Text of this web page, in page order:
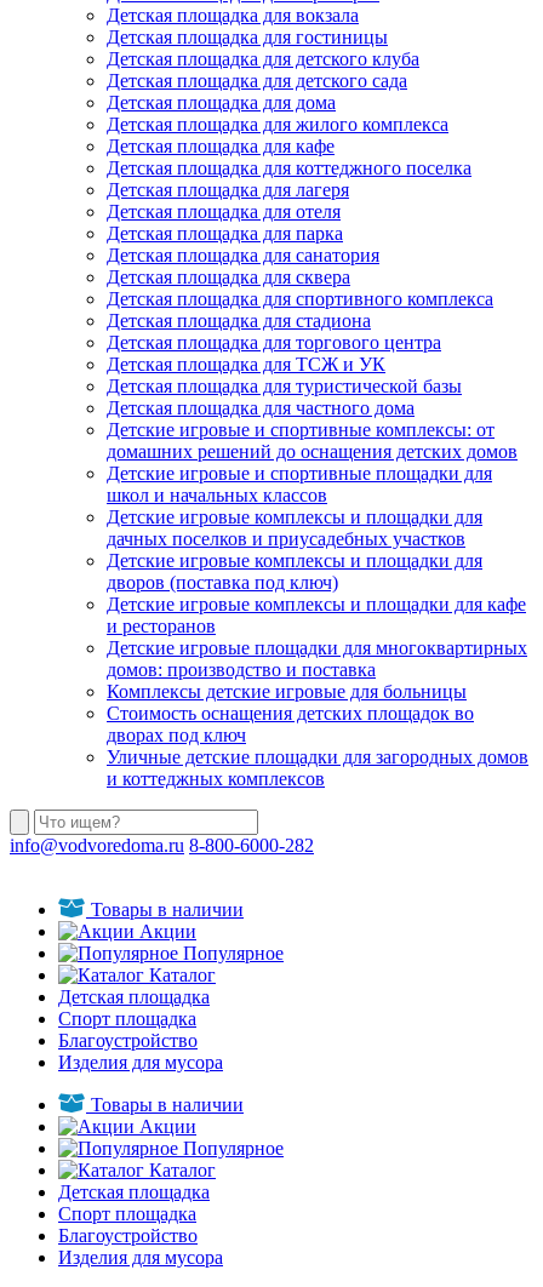
Детская площадка для вокзала
Детская площадка для гостиницы
Детская площадка для детского клуба
Детская площадка для детского сада
Детская площадка для дома
Детская площадка для жилого комплекса
Детская площадка для кафе
Детская площадка для коттеджного поселка
Детская площадка для лагеря
Детская площадка для отеля
Детская площадка для парка
Детская площадка для санатория
Детская площадка для сквера
Детская площадка для спортивного комплекса
Детская площадка для стадиона
Детская площадка для торгового центра
Детская площадка для ТСЖ и УК
Детская площадка для туристической базы
Детская площадка для частного дома
Детские игровые и спортивные комплексы: от
домашних решений до оснащения детских домов
Детские игровые и спортивные площадки для
школ и начальных классов
Детские игровые комплексы и площадки для
дачных поселков и приусадебных участков
Детские игровые комплексы и площадки для
дворов (поставка под ключ)
Детские игровые комплексы и площадки для кафе
и ресторанов
Детские игровые площадки для многоквартирных
домов: производство и поставка
Комплексы детские игровые для больницы
Стоимость оснащения детских площадок во
дворах под ключ
Уличные детские площадки для загородных домов
и коттеджных комплексов
info@vodvoredoma.ru 8-800-6000-282
Товары в наличии
Акции
Популярное
Каталог
Детская площадка
Спорт площадка
Благоустройство
Изделия для мусора
Товары в наличии
Акции
Популярное
Каталог
Детская площадка
Спорт площадка
Благоустройство
Изделия для мусора